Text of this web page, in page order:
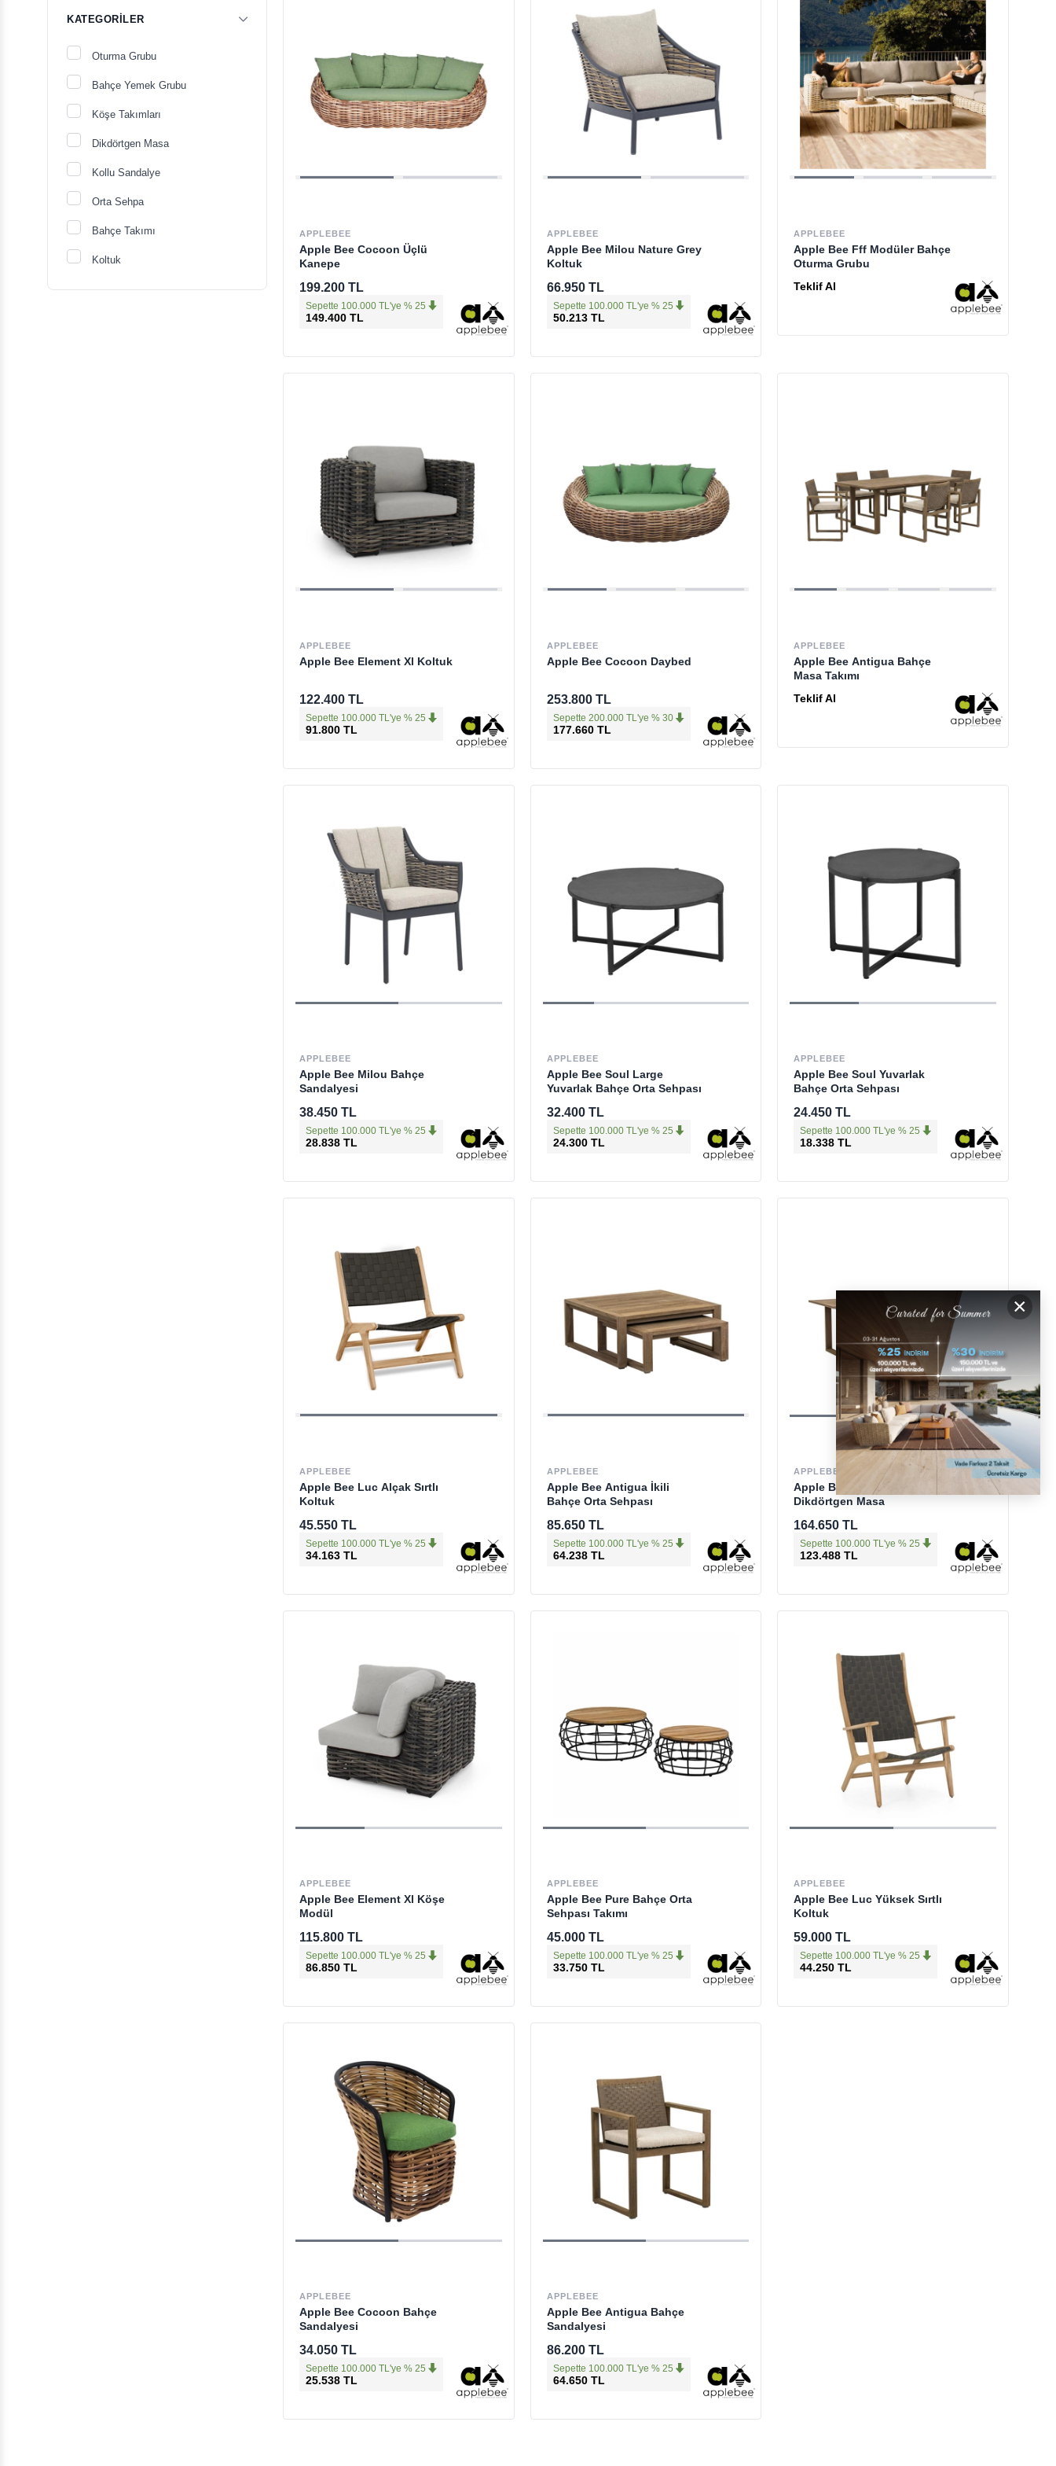
KATEGORILER
Oturma Grubu
Bahçe Yemek Grubu
Köşe Takımları
Dikdörtgen Masa
Kollu Sandalye
Orta Sehpa
Bahçe Takımı
Koltuk
Koltuk & Kanepe
APPLEBEE
Apple Bee Cocoon Üçlü
Kanepe
199.200 TL
Sepette 100.000 TL'ye % 25
149.400 TL
APPLEBEE
Apple Bee Milou Nature Grey
Koltuk
66.950 TL
Sepette 100.000 TL'ye % 25
50.213 TL
APPLEBEE
Apple Bee Fff Modüler Bahçe
Oturma Grubu
Teklif Al
APPLEBEE
Apple Bee Element Xl Koltuk
122.400 TL
Sepette 100.000 TL'ye % 25
91.800 TL
APPLEBEE
Apple Bee Cocoon Daybed
253.800 TL
Sepette 200.000 TL'ye % 30
177.660 TL
APPLEBEE
Apple Bee Antigua Bahçe
Masa Takımı
Teklif Al
APPLEBEE
Apple Bee Milou Bahçe
Sandalyesi
38.450 TL
Sepette 100.000 TL'ye % 25
28.838 TL
APPLEBEE
Apple Bee Soul Large
Yuvarlak Bahçe Orta Sehpası
32.400 TL
Sepette 100.000 TL'ye % 25
24.300 TL
APPLEBEE
Apple Bee Soul Yuvarlak
Bahçe Orta Sehpası
24.450 TL
Sepette 100.000 TL'ye % 25
18.338 TL
APPLEBEE
Apple Bee Luc Alçak Sırtlı
Koltuk
45.550 TL
Sepette 100.000 TL'ye % 25
34.163 TL
APPLEBEE
Apple Bee Antigua İkili
Bahçe Orta Sehpası
85.650 TL
Sepette 100.000 TL'ye % 25
64.238 TL
APPLEBEE
Apple Bee Antigua Teak
Dikdörtgen Masa
164.650 TL
Sepette 100.000 TL'ye % 25
123.488 TL
APPLEBEE
Apple Bee Element Xl Köşe
Modül
115.800 TL
Sepette 100.000 TL'ye % 25
86.850 TL
APPLEBEE
Apple Bee Pure Bahçe Orta
Sehpası Takımı
45.000 TL
Sepette 100.000 TL'ye % 25
33.750 TL
APPLEBEE
Apple Bee Luc Yüksek Sırtlı
Koltuk
59.000 TL
Sepette 100.000 TL'ye % 25
44.250 TL
APPLEBEE
Apple Bee Cocoon Bahçe
Sandalyesi
34.050 TL
Sepette 100.000 TL'ye % 25
25.538 TL
APPLEBEE
Apple Bee Antigua Bahçe
Sandalyesi
86.200 TL
Sepette 100.000 TL'ye % 25
64.650 TL
×